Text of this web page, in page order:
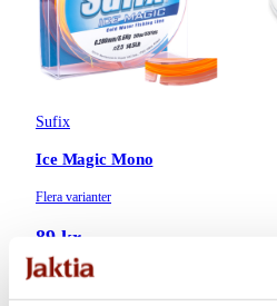
Sufix
Ice Magic Mono
Flera varianter
89 kr
Online: I lager